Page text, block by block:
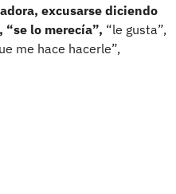
excusarse diciendo
“se lo merecía”, “le gusta”,
me hace hacerle”,